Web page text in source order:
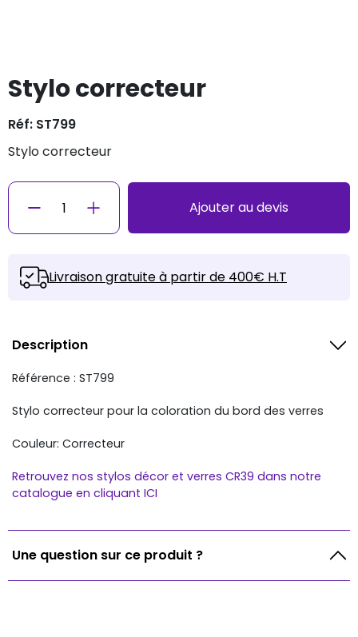
Stylo correcteur
Réf: ST799
stylo correcteur
+ Ajouter au devis
Livraison gratuite à partir de 400€ H.T
Description
Référence : ST799
Stylo correcteur pour la coloration du bord des verres
Couleur: Correcteur
Retrouvez nos stylos décor et verres CR39 dans notre
catalogue en cliquant ICI
Une question sur ce produit ?